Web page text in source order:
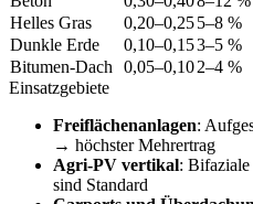
Helles Gras
0,20–0,255–8 %
Dunkle Erde
0,10–0,153–5 %
Bitumen-Dach
0,05–0,102–4 %
Einsatzgebiete
Freiflächenanlagen:
→ höchster Mehrertrag
Agri-PV vertikal:
sind Standard